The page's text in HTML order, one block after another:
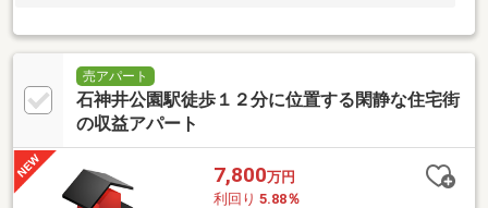
売アパート
石神井公園駅徒歩１２分に位置する閑静な住宅街
の収益アパート
7,800万円
利回り 5.88％